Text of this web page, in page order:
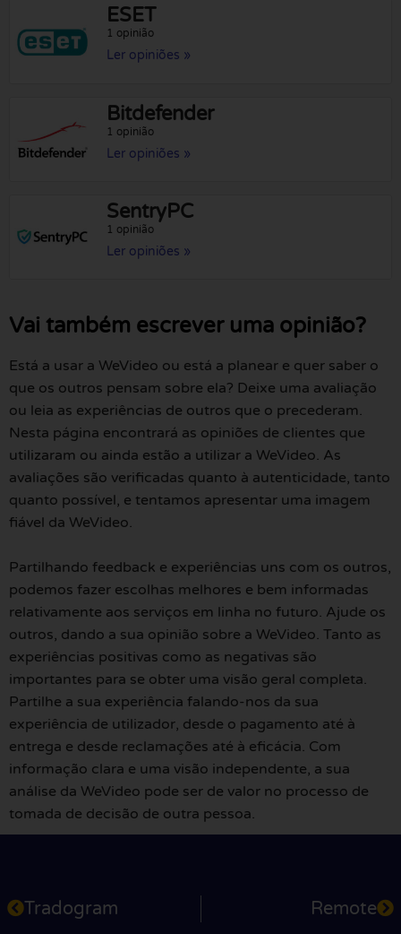
ESET
1 opinião
Ler opiniões »
Bitdefender
1 opinião
Ler opiniões »
SentryPC
1 opinião
Ler opiniões »
Vai também escrever uma opinião?
Está a usar a WeVideo ou está a planear e quer saber o
que os outros pensam sobre ela? Deixe uma avaliação
ou leia as experiências de outros que o precederam.
Nesta página encontrará as opiniões de clientes que
utilizaram ou ainda estão a utilizar a WeVideo. As
avaliações são verificadas quanto à autenticidade, tanto
quanto possível, e tentamos apresentar uma imagem
fiável da WeVideo.
Partilhando feedback e experiências uns com os outros,
podemos fazer escolhas melhores e bem informadas
relativamente aos serviços em linha no futuro. Ajude os
outros, dando a sua opinião sobre a WeVideo. Tanto as
experiências positivas como as negativas são
importantes para se obter uma visão geral completa.
Partilhe a sua experiência falando-nos da sua
experiência de utilizador, desde o pagamento até à
entrega e desde reclamações até à eficácia. Com
informação clara e uma visão independente, a sua
análise da WeVideo pode ser de valor no processo de
tomada de decisão de outra pessoa.
Tradogram Remote